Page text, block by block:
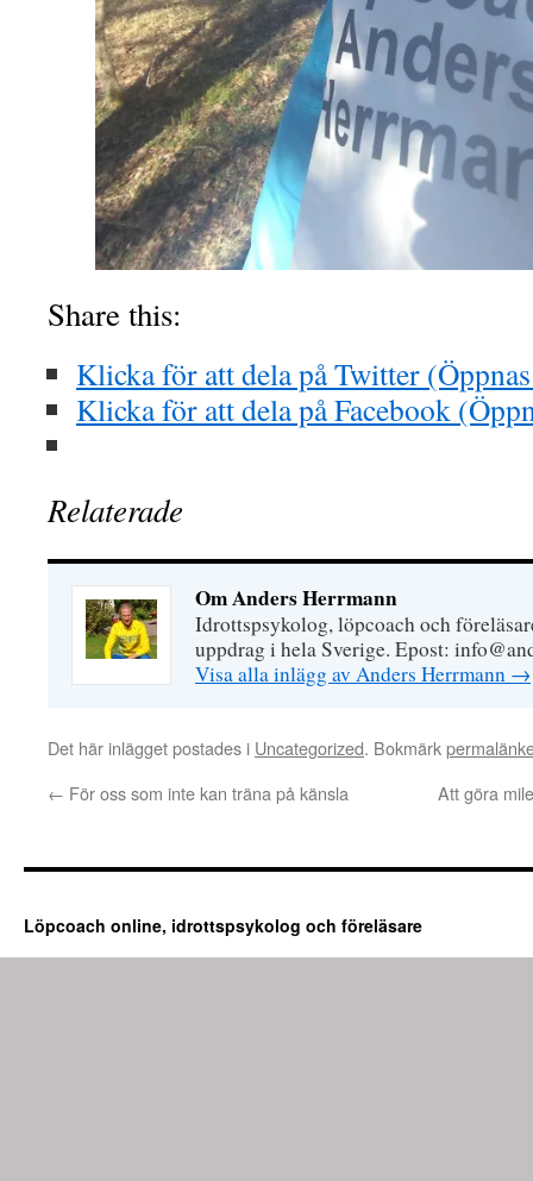
Share this:
Klicka för att dela på Twitter
Klicka för att dela på Facebook
Relaterade
Om Anders Herrmann
Idrottspsykolog, löpcoach och
uppdrag i hela Sverige. Epost:
Visa alla inlägg av Anders Herrmann →
Det här inlägget postades i Uncategorized. Bokmärk
← För oss som inte kan träna på känsla Att göra
Löpcoach online, idrottspsykolog och föreläsare